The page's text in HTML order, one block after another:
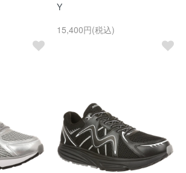
Y
15,400円(税込)